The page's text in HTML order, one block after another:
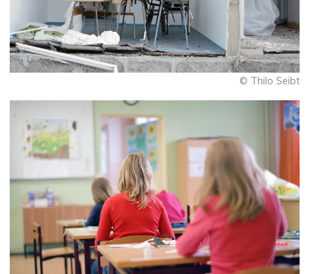
© Thilo Seibt